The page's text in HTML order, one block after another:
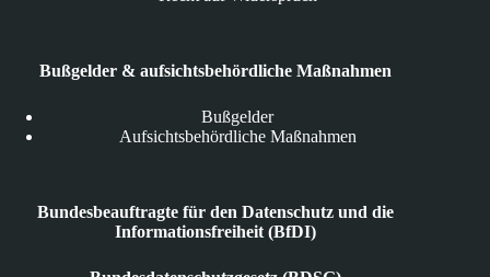
Bußgelder & aufsichtsbehördliche Maßnahmen
Bußgelder
Aufsichtsbehördliche Maßnahmen
Bundesbeauftragte für den Datenschutz und die
Informationsfreiheit (BfDI)